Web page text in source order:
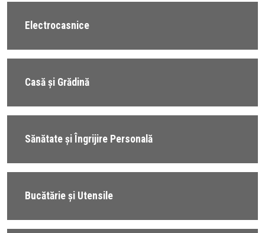
Electrocasnice
Casă și Grădină
Sănătate și Îngrijire Personală
Bucătărie și Utensile